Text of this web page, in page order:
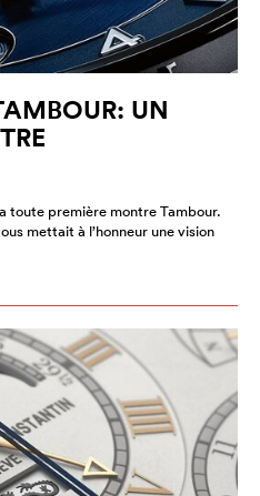
UN
toute première montre Tambour.
mettait à l’honneur une vision